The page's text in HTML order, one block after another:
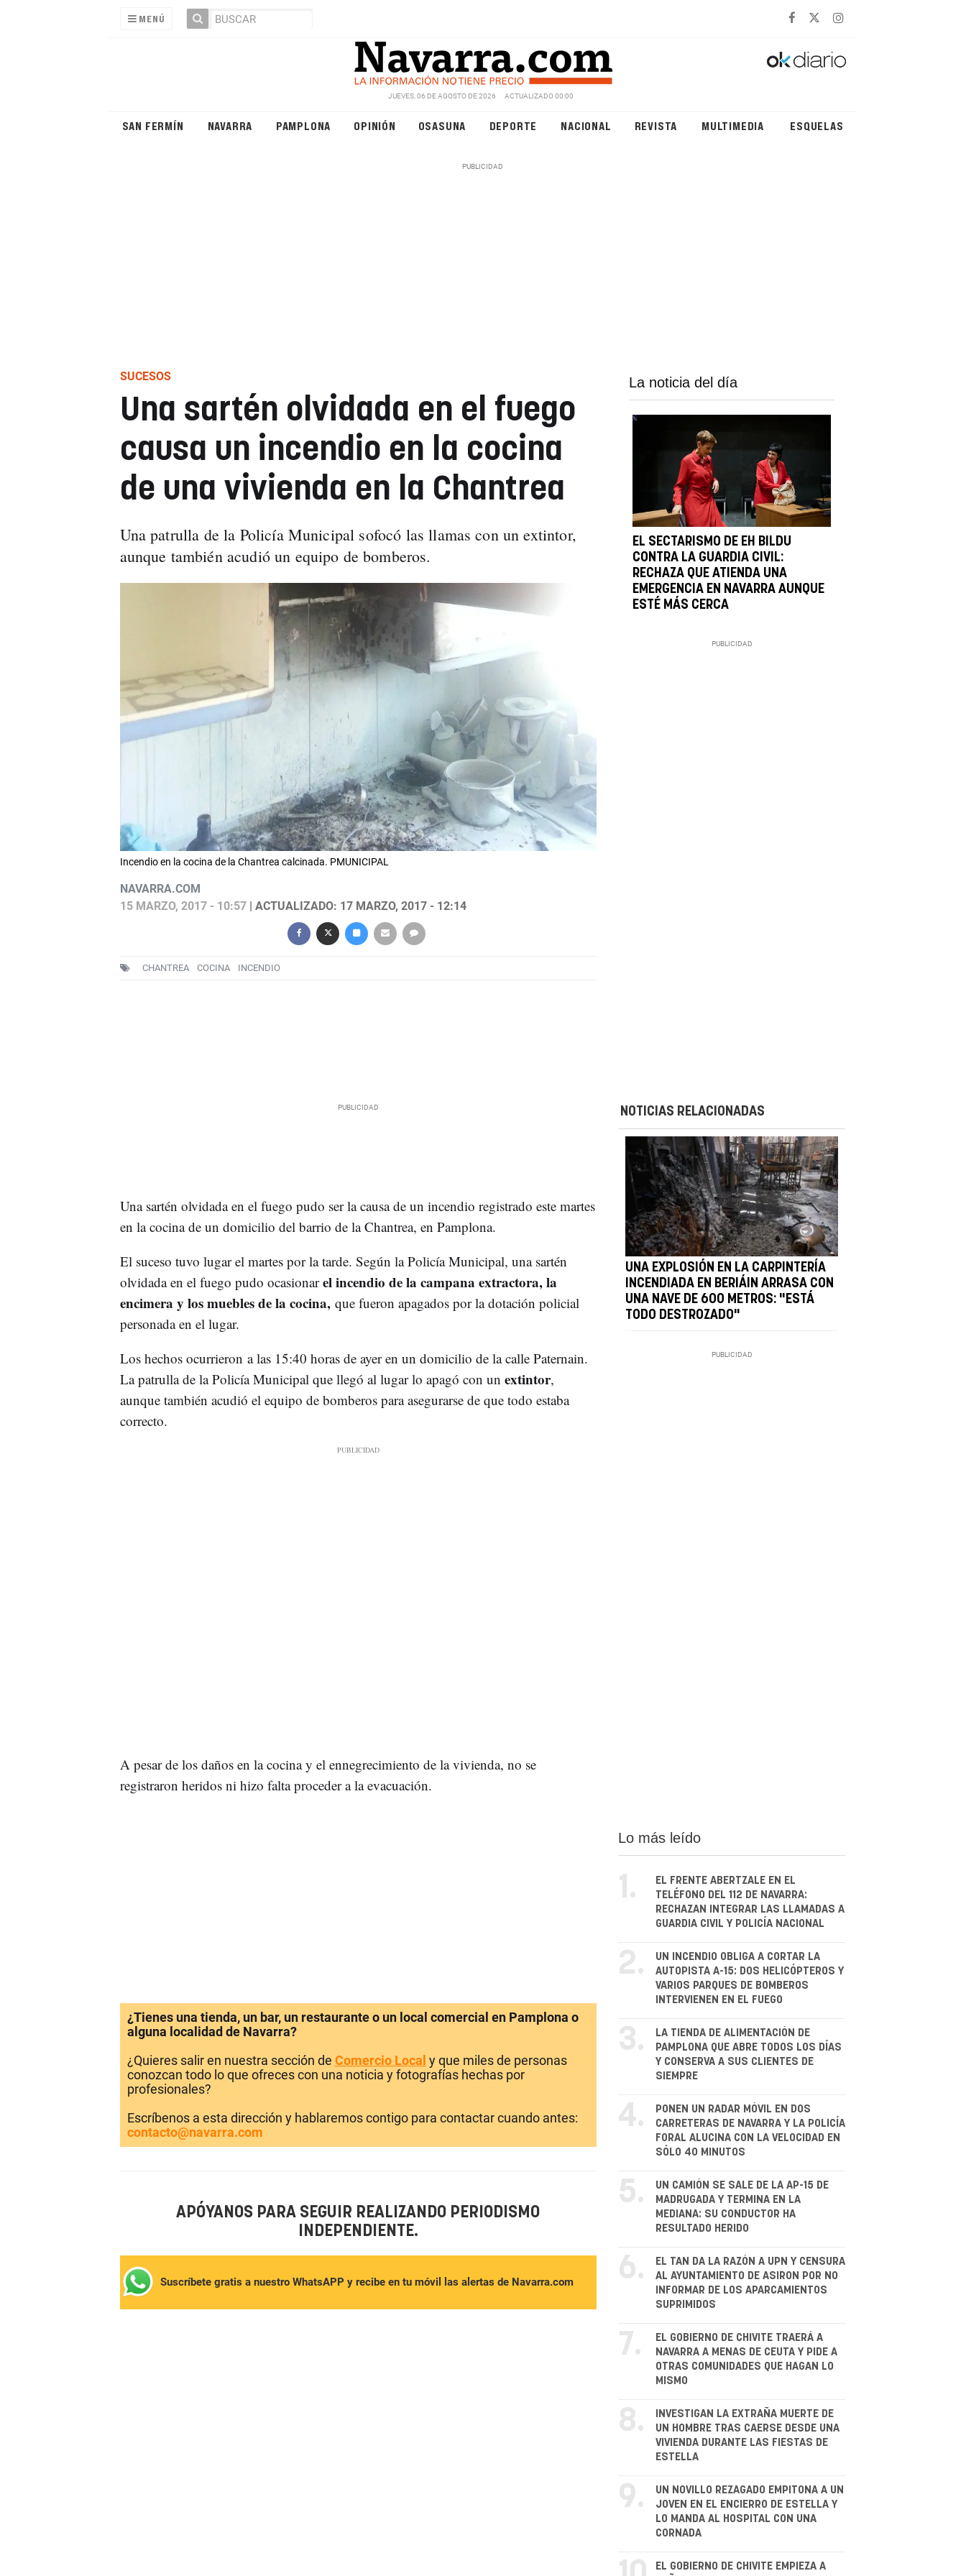
MENÚ
JUEVES, 06 DE AGOSTO DE 2026 ACTUALIZADO 00:00
SAN FERMÍN NAVARRA PAMPLONA OPINIÓN OSASUNA DEPORTE NACIONAL REVISTA MULTIMEDIA ESQUELAS
SUCESOS
Una sartén olvidada en el fuego
causa un incendio en la cocina
de una vivienda en la Chantrea
Una patrulla de la Policía Municipal sofocó las llamas con un extintor,
aunque también acudió un equipo de bomberos.
Incendio en la cocina de la Chantrea calcinada. PMUNICIPAL
NAVARRA.COM
15 MARZO, 2017 - 10:57| ACTUALIZADO: 17 MARZO, 2017 - 12:14
CHANTREA COCINA INCENDIO
La noticia del día
EL SECTARISMO DE EH BILDU
CONTRA LA GUARDIA CIVIL:
RECHAZA QUE ATIENDA UNA
EMERGENCIA EN NAVARRA AUNQUE
ESTÉ MÁS CERCA
Una sartén olvidada en el fuego pudo ser la causa de un incendio registrado este martes
en la cocina de un domicilio del barrio de la Chantrea, en Pamplona.
El suceso tuvo lugar el martes por la tarde. Según la Policía Municipal, una sartén
olvidada en el fuego pudo ocasionarel incendio de la campana extractora, la
encimera y los muebles de la cocina, que fueron apagados por la dotación policial
personada en el lugar.
Los hechos ocurrieron a las 15:40 horas de ayer en un domicilio de la calle Paternain.
La patrulla de la Policía Municipal que llegó al lugar lo apagó con un extintor,
aunque también acudió el equipo de bomberos para asegurarse de que todo estaba
correcto.
A pesar de los daños en la cocina y el ennegrecimiento de la vivienda, no se
registraron heridos ni hizo falta proceder a la evacuación.
NOTICIAS RELACIONADAS
UNA EXPLOSIÓN EN LA CARPINTERÍA
INCENDIADA EN BERIÁIN ARRASA CON
UNA NAVE DE 600 METROS: "ESTÁ
TODO DESTROZADO"
¿Tienes una tienda, un bar, un restaurante o un local comercial en Pamplona o
alguna localidad de Navarra?
¿Quieres salir en nuestra sección de Comercio Local y que miles de personas
conozcan todo lo que ofreces con una noticia y fotografías hechas por
profesionales?
Escríbenos a esta dirección y hablaremos contigo para contactar cuando antes:
contacto@navarra.com
APÓYANOS PARA SEGUIR REALIZANDO PERIODISMO
INDEPENDIENTE.
Suscríbete gratis a nuestro WhatsAPP y recibe en tu móvil las alertas de Navarra.com
Lo más leído
1.
EL FRENTE ABERTZALE EN EL
TELÉFONO DEL 112 DE NAVARRA:
RECHAZAN INTEGRAR LAS LLAMADAS A
GUARDIA CIVIL Y POLICÍA NACIONAL
2.
UN INCENDIO OBLIGA A CORTAR LA
AUTOPISTA A-15: DOS HELICÓPTEROS Y
VARIOS PARQUES DE BOMBEROS
INTERVIENEN EN EL FUEGO
3.
LA TIENDA DE ALIMENTACIÓN DE
PAMPLONA QUE ABRE TODOS LOS DÍAS
Y CONSERVA A SUS CLIENTES DE
SIEMPRE
4.
PONEN UN RADAR MÓVIL EN DOS
CARRETERAS DE NAVARRA Y LA POLICÍA
FORAL ALUCINA CON LA VELOCIDAD EN
SÓLO 40 MINUTOS
5.
UN CAMIÓN SE SALE DE LA AP-15 DE
MADRUGADA Y TERMINA EN LA
MEDIANA: SU CONDUCTOR HA
RESULTADO HERIDO
6.
EL TAN DA LA RAZÓN A UPN Y CENSURA
AL AYUNTAMIENTO DE ASIRON POR NO
INFORMAR DE LOS APARCAMIENTOS
SUPRIMIDOS
7.
EL GOBIERNO DE CHIVITE TRAERÁ A
NAVARRA A MENAS DE CEUTA Y PIDE A
OTRAS COMUNIDADES QUE HAGAN LO
MISMO
8.
INVESTIGAN LA EXTRAÑA MUERTE DE
UN HOMBRE TRAS CAERSE DESDE UNA
VIVIENDA DURANTE LAS FIESTAS DE
ESTELLA
9.
UN NOVILLO REZAGADO EMPITONA A UN
JOVEN EN EL ENCIERRO DE ESTELLA Y
LO MANDA AL HOSPITAL CON UNA
CORNADA
EL GOBIERNO DE CHIVITE EMPIEZA A